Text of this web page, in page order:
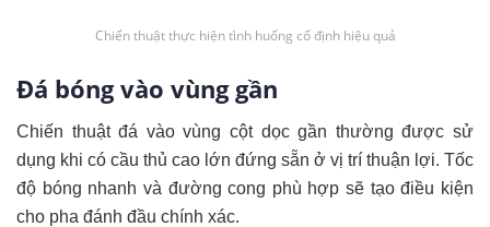
Chiến thuật thực hiện tình huống cố định hiệu quả
Đá bóng vào vùng gần
Chiến thuật đá vào vùng cột dọc gần thường được sử
dụng khi có cầu thủ cao lớn đứng sẵn ở vị trí thuận lợi. Tốc
độ bóng nhanh và đường cong phù hợp sẽ tạo điều kiện
cho pha đánh đầu chính xác.